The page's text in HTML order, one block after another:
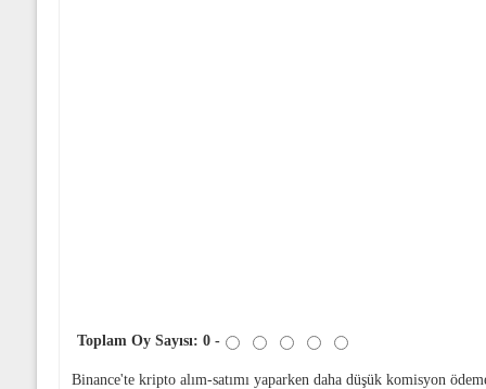
Toplam Oy Sayısı: 0-
Binance'te kripto alım-satımı yaparken daha düşük komisyon